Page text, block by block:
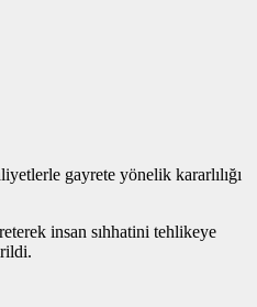
gayrete yönelik kararlılığı
insan sıhhatini tehlikeye